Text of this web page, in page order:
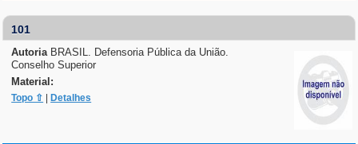
101
Autoria BRASIL. Defensoria Pública da União.
Conselho Superior
Material:
Topo ⇧ Detalhes